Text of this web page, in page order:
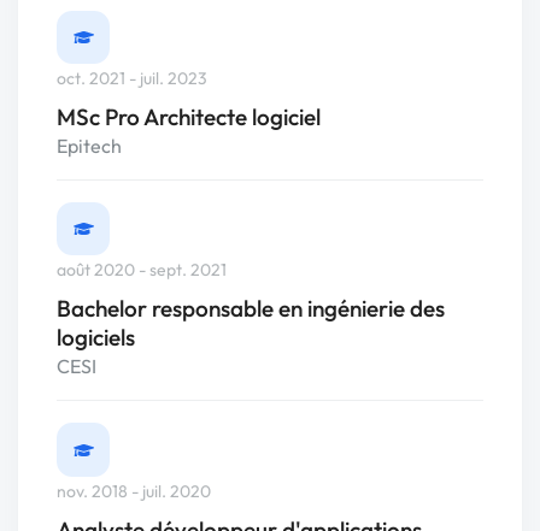
oct. 2021 - juil. 2023
MSc Pro Architecte logiciel
Epitech
août 2020 - sept. 2021
Bachelor responsable en ingénierie des
logiciels
CESI
nov. 2018 - juil. 2020